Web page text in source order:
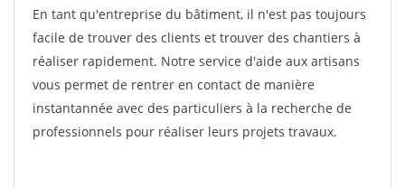
En tant qu'entreprise du bâtiment, il n'est pas toujours
facile de trouver des clients et trouver des chantiers à
réaliser rapidement. Notre service d'aide aux artisans
vous permet de rentrer en contact de manière
instantannée avec des particuliers à la recherche de
professionnels pour réaliser leurs projets travaux.